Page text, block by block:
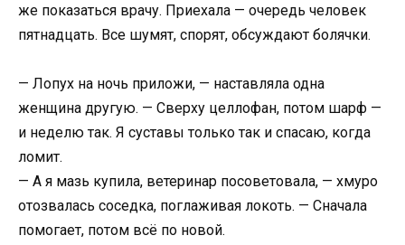
же показаться врачу. Приехала — очередь человек
пятнадцать. Все шумят, спорят, обсуждают болячки.
— Лопух на ночь приложи, — наставляла одна
женщина другую. — Сверху целлофан, потом шарф —
и неделю так. Я суставы только так и спасаю, когда
ломит.
— А я мазь купила, ветеринар посоветовала, — хмуро
отозвалась соседка, поглаживая локоть. — Сначала
помогает, потом всё по новой.